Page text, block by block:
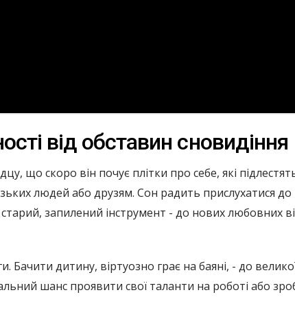
від обставин сновидіння
що скоро він почує плітки про себе, які
людей або друзям. Сон радить прислухатися до
запилений інструмент - до нових любовних
Бачити дитину, віртуозно грає на баяні, - до
шанс проявити свої таланти на роботі або